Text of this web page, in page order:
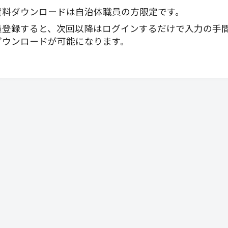
ダウンロードは自治体職員の方限定です。
録すると、次回以降はログインするだけで入力の手
ウンロードが可能になります。